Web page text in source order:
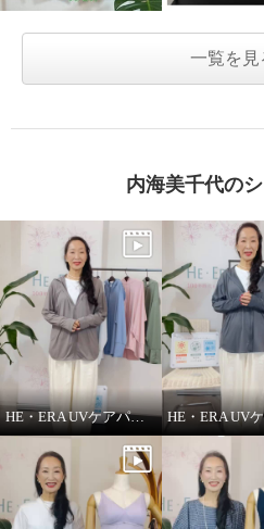
一覧を見
内海美千代の
HE・ERA UVケアパーカー